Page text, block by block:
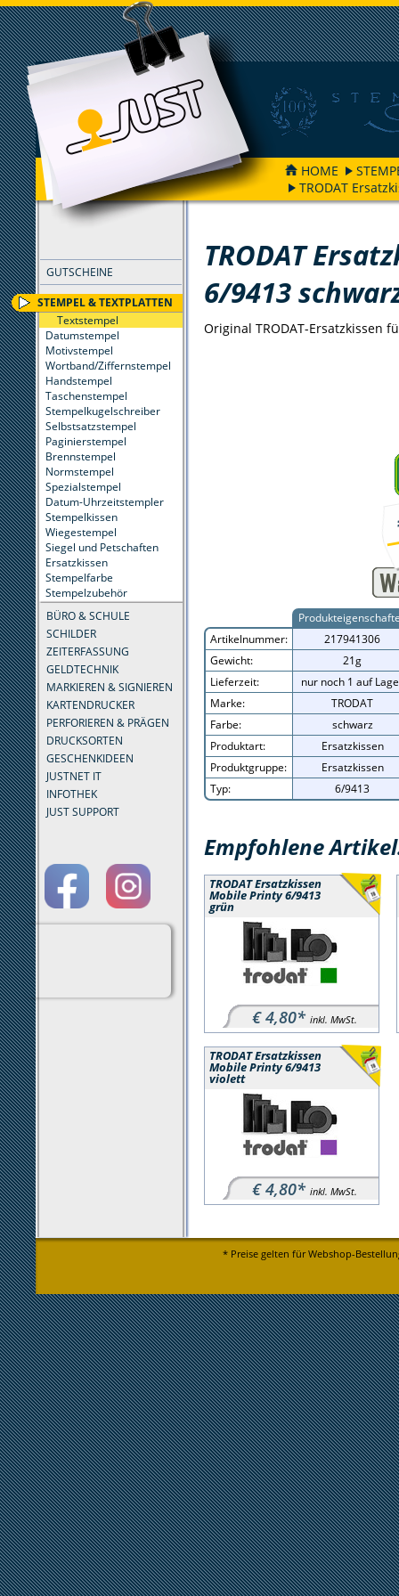
HOME
TRODAT
GUTSCHEINE
STEMPEL & TEXTPLATTEN
Textstempel
Datumstempel
Motivstempel
Wortband/Ziffernstempel
Handstempel
Taschenstempel
Stempelkugelschreiber
Selbstsatzstempel
Paginierstempel
Brennstempel
Normstempel
Spezialstempel
Datum-Uhrzeitstempler
Stempelkissen
Wiegestempel
Siegel und Petschaften
Ersatzkissen
Stempelfarbe
Stempelzubehör
BÜRO & SCHULE
SCHILDER
ZEITERFASSUNG
GELDTECHNIK
MARKIEREN & SIGNIEREN
KARTENDRUCKER
PERFORIEREN & PRÄGEN
DRUCKSORTEN
GESCHENKIDEEN
JUSTNET IT
INFOTHEK
JUST SUPPORT
FILTER
TRODAT
6/9413
Original TRODAT-Ersatzkissen
Artikelnummer:
217941306
Gewicht:
21g
Lieferzeit:
nur noch 1 auf
Marke:
TRODAT
Farbe:
schwarz
Produktart:
Ersatzkissen
Produktgruppe:
Ersatzkissen
Typ:
6/9413
Empfohlene
TRODAT Ersatzkissen
Mobile Printy 6/9413
grün
€ 4,80* inkl. MwSt.
TRODAT Ersatzkissen
Mobile Printy 6/9413
violett
€ 4,80* inkl. MwSt.
* Preise gelten für Webshop-